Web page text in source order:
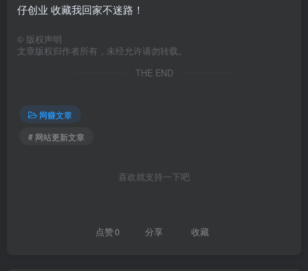
仔创业 收藏我回家不迷路！
© 版权声明
文章版权归作者所有，未经允许请勿转载。
THE END
网赚文章
# 网站更新文章
喜欢就支持一下吧
点赞0 分享 收藏